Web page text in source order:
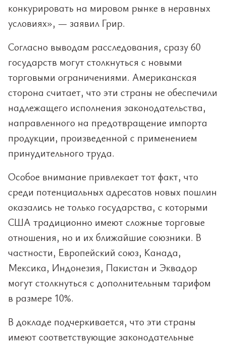
конкурировать на мировом рынке в неравных
условиях», — заявил Грир.
Согласно выводам расследования, сразу 60
государств могут столкнуться с новыми
торговыми ограничениями. Американская
сторона считает, что эти страны не обеспечили
надлежащего исполнения законодательства,
направленного на предотвращение импорта
продукции, произведенной с применением
принудительного труда.
Особое внимание привлекает тот факт, что
среди потенциальных адресатов новых пошлин
оказались не только государства, с которыми
США традиционно имеют сложные торговые
отношения, но и их ближайшие союзники. В
частности, Европейский союз, Канада,
Мексика, Индонезия, Пакистан и Эквадор
могут столкнуться с дополнительным тарифом
в размере 10%.
В докладе подчеркивается, что эти страны
имеют соответствующие законодательные